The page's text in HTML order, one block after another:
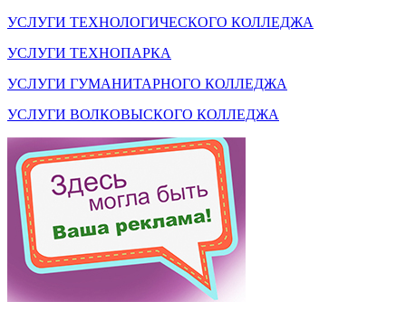
УСЛУГИ ТЕХНОЛОГИЧЕСКОГО КОЛЛЕДЖА
УСЛУГИ ТЕХНОПАРКА
УСЛУГИ ГУМАНИТАРНОГО КОЛЛЕДЖА
УСЛУГИ ВОЛКОВЫСКОГО КОЛЛЕДЖА